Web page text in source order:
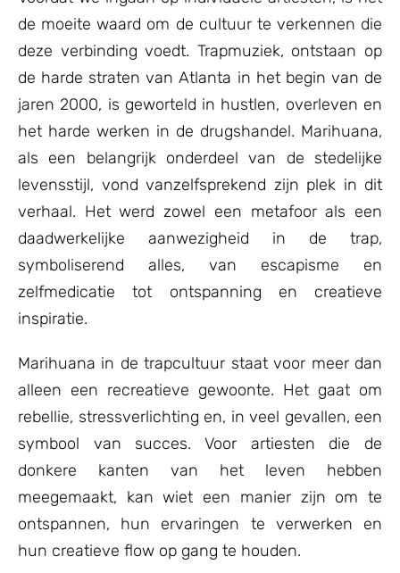
de moeite waard om de cultuur te verkennen die
deze verbinding voedt. Trapmuziek, ontstaan op
de harde straten van Atlanta in het begin van de
jaren 2000, is geworteld in hustlen, overleven en
het harde werken in de drugshandel. Marihuana,
als een belangrijk onderdeel van de stedelijke
levensstijl, vond vanzelfsprekend zijn plek in dit
verhaal. Het werd zowel een metafoor als een
daadwerkelijke aanwezigheid in de trap,
symboliserend alles, van escapisme en
zelfmedicatie tot ontspanning en creatieve
inspiratie.
Marihuana in de trapcultuur staat voor meer dan
alleen een recreatieve gewoonte. Het gaat om
rebellie, stressverlichting en, in veel gevallen, een
symbool van succes. Voor artiesten die de
donkere kanten van het leven hebben
meegemaakt, kan wiet een manier zijn om te
ontspannen, hun ervaringen te verwerken en
hun creatieve flow op gang te houden.